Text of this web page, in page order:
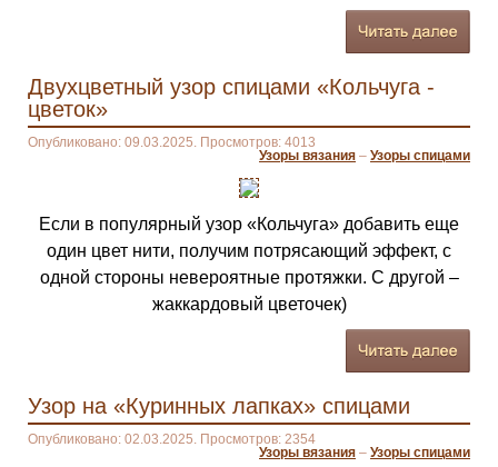
Двухцветный узор спицами «Кольчуга -
цветок»
Опубликовано: 09.03.2025. Просмотров: 4013
Узоры вязания – Узоры спицами
Если в популярный узор «Кольчуга» добавить еще
один цвет нити, получим потрясающий эффект, с
одной стороны невероятные протяжки. С другой –
жаккардовый цветочек)
Узор на «Куринных лапках» спицами
Опубликовано: 02.03.2025. Просмотров: 2354
Узоры вязания – Узоры спицами